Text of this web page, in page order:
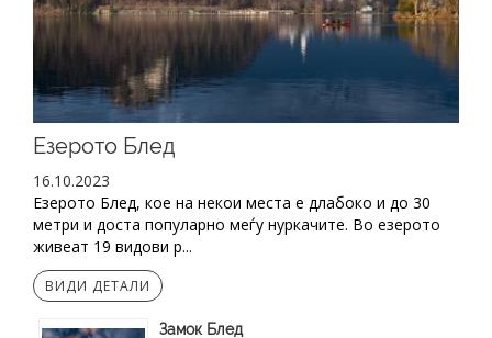
Езерото Блед
16.10.2023
Eзерото Блед, кое на некои места е длабоко и до 30
метри и доста популарно меѓу нуркачите. Во езерото
живеат 19 видови р...
ВИДИ ДЕТАЛИ
Замок Блед